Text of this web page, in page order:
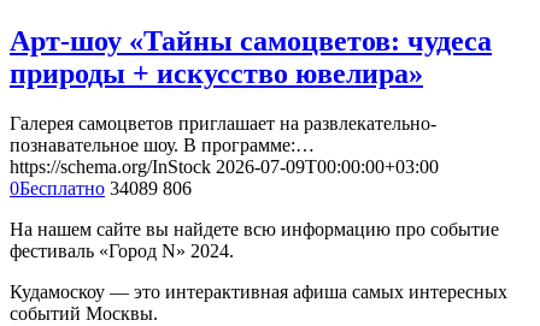
Арт-шоу «Тайны самоцветов: чудеса
природы + искусство ювелира»
Галерея самоцветов приглашает на развлекательно-
познавательное шоу. В программе:…
https://schema.org/InStock 2026-07-09T00:00:00+03:00
0Бесплатно 34089 806
На нашем сайте вы найдете всю информацию про событие
фестиваль «Город N» 2024.
Кудамоскоу — это интерактивная афиша самых интересных
событий Москвы.